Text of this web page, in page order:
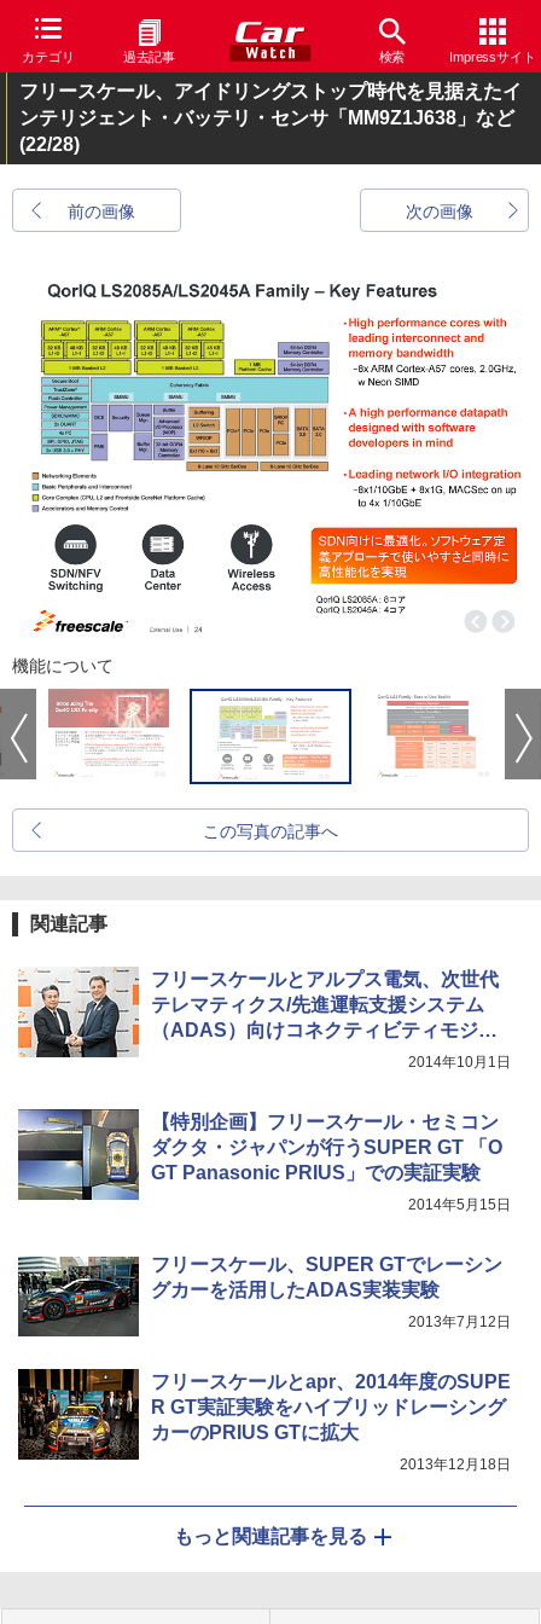
カテゴリ 過去記事 検索 Impressサイト
フリースケール、アイドリングストップ時代を見据えたイ
ンテリジェント・バッテリ・センサ「MM9Z1J638」など
(22/28)
前の画像 次の画像
機能について
この写真の記事へ
関連記事
フリースケールとアルプス電気、次世代
テレマティクス/先進運転支援システム
（ADAS）向けコネクティビティモジュ
2014年10月1日
【特別企画】フリースケール・セミコン
ダクタ・ジャパンが行うSUPER GT 「O
GT Panasonic PRIUS」での実証実験
2014年5月15日
フリースケール、SUPER GTでレーシン
グカーを活用したADAS実装実験
2013年7月12日
フリースケールとapr、2014年度のSUPE
R GT実証実験をハイブリッドレーシング
カーのPRIUS GTに拡大
2013年12月18日
もっと関連記事を見る